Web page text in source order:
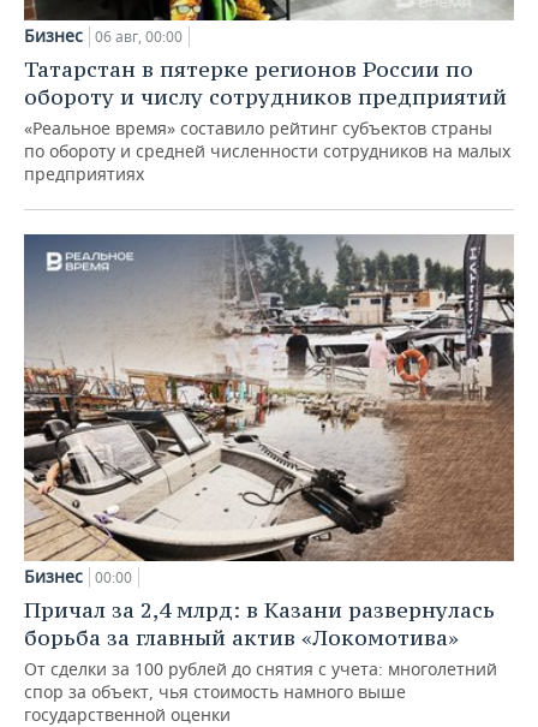
Бизнес 06 авг, 00:00
Татарстан в пятерке регионов России по
обороту и числу сотрудников предприятий
«Реальное время» составило рейтинг субъектов страны
по обороту и средней численности сотрудников на малых
предприятиях
Бизнес 00:00
Причал за 2,4 млрд: в Казани развернулась
борьба за главный актив «Локомотива»
От сделки за 100 рублей до снятия с учета: многолетний
спор за объект, чья стоимость намного выше
государственной оценки